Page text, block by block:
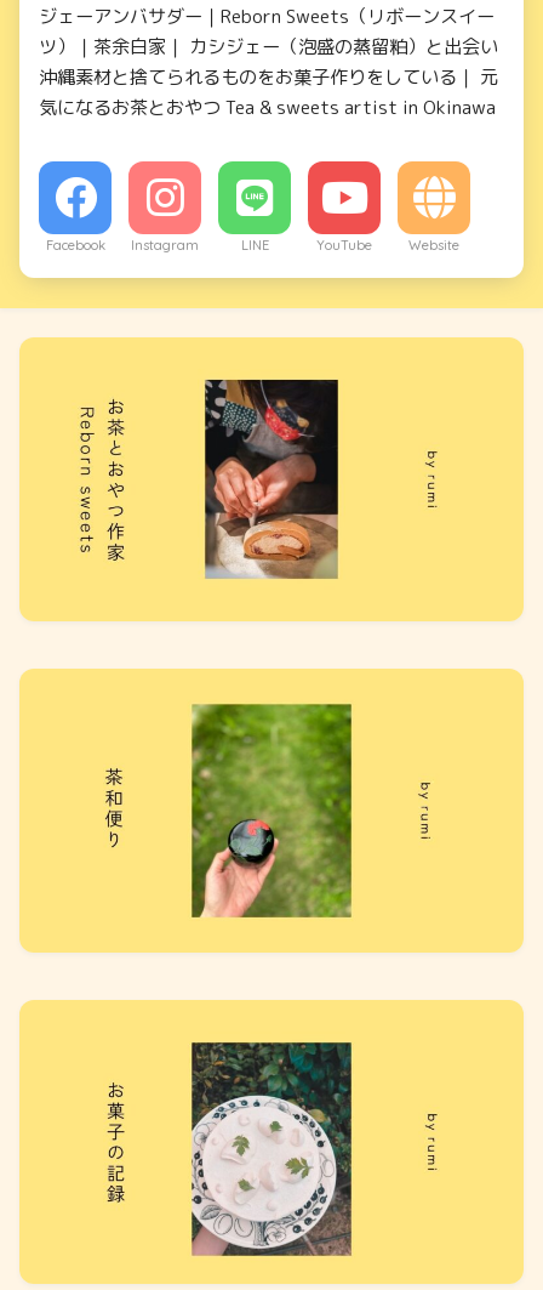
ジェーアンバサダー｜Reborn Sweets（リボーンスイー
ツ）｜茶余白家｜ カシジェー（泡盛の蒸留粕）と出会い
沖縄素材と捨てられるものをお菓子作りをしている｜ 元
気になるお茶とおやつ Tea & sweets artist in Okinawa
Facebook Instagram LINE YouTube Website